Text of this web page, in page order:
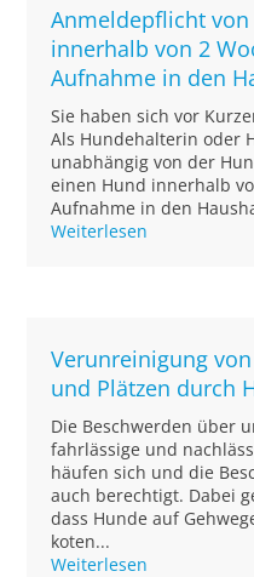
Anmeldepflicht
innerhalb von 2
Aufnahme in den
Sie haben sich vor
Als Hundehalterin oder
unabhängig von der
einen Hund innerhalb
Aufnahme in den
Weiterlesen
Verunreinigung
und Plätzen durch
Die Beschwerden über
fahrlässige und
häufen sich und die
auch berechtigt. Dabei
dass Hunde auf
koten...
Weiterlesen